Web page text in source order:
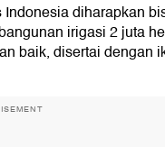
diharapkan
irigasi 2 juta
baik, disertai dengan